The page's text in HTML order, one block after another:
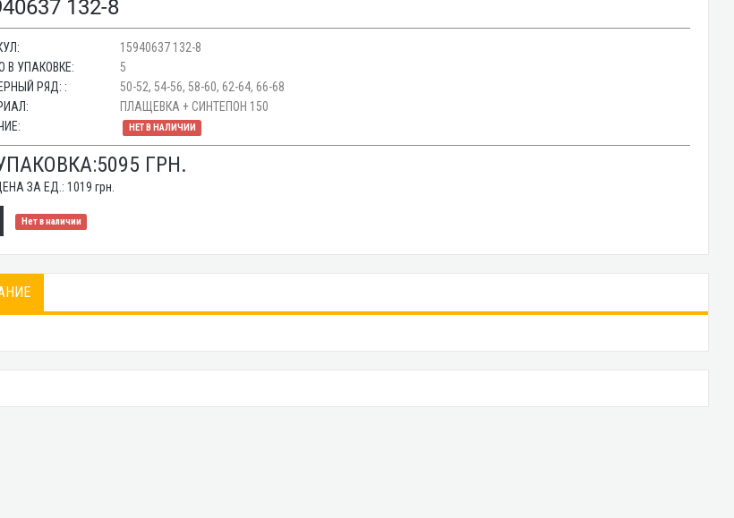
132-8
15940637 132-8
В УПАКОВКЕ:
5
РЯД: :
50-52, 54-56, 58-60, 62-64, 66-68
ПЛАЩЕВКА + СИНТЕПОН 150
НЕТ В НАЛИЧИИ
5095 ГРН.
ЗА ЕД.:1019 грн.
Нет в наличии